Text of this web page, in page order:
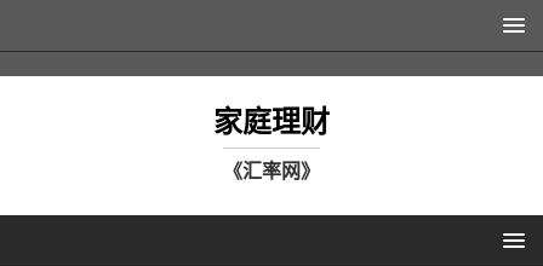
家庭理财
《汇率网》